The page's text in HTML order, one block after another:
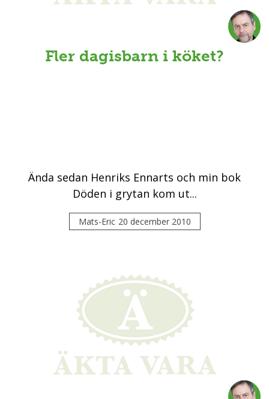
Fler dagisbarn i köket?
Ända sedan Henriks Ennarts och min bok
Döden i grytan kom ut...
Mats-Eric 20 december 2010